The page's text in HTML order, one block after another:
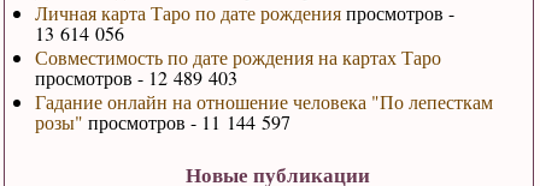
Личная карта Таро по дате рожденияпросмотров -
13 614 056
Совместимость по дате рождения на картах Таро
просмотров - 12 489 403
Гадание онлайн на отношение человека "По лепесткам
розы" просмотров - 11 144 597
Новые публикации